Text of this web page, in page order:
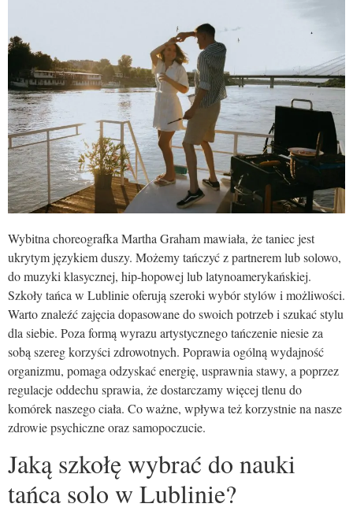
Wybitna choreografka Martha Graham mawiała, że taniec jest
ukrytym językiem duszy. Możemy tańczyć z partnerem lub solowo,
do muzyki klasycznej, hip-hopowej lub latynoamerykańskiej.
Szkoły tańca w Lublinie oferują szeroki wybór stylów i możliwości.
Warto znaleźć zajęcia dopasowane do swoich potrzeb i szukać stylu
dla siebie. Poza formą wyrazu artystycznego tańczenie niesie za
sobą szereg korzyści zdrowotnych. Poprawia ogólną wydajność
organizmu, pomaga odzyskać energię, usprawnia stawy, a poprzez
regulacje oddechu sprawia, że dostarczamy więcej tlenu do
komórek naszego ciała. Co ważne, wpływa też korzystnie na nasze
zdrowie psychiczne oraz samopoczucie.
Jaką szkołę wybrać do nauki
tańca solo w Lublinie?